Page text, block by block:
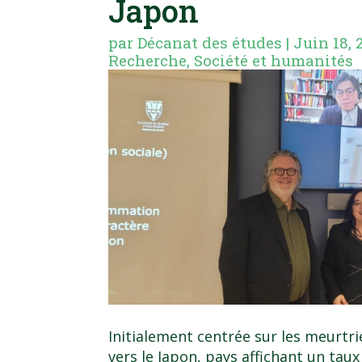
Japon
parDécanat des études | Juin 18,
Recherche, Société et humanités
Initialement centrée sur les
vers le Japon, pays affichant un